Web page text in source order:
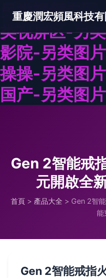
另类视频专
类视屏区-另
影院-另类图
操操-另类图
国产-另类图
重慶潤宏頻風科技有
Gen 2智能戒
元開啟全
首頁 > 產品大全 > Gen 2智
能
Gen 2智能戒指